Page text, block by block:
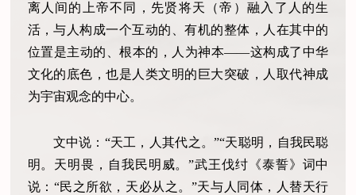
离人间的上帝不同，先贤将天（帝）融入了人的生
活，与人构成一个互动的、有机的整体，人在其中的
位置是主动的、根本的，人为神本——这构成了中华
文化的底色，也是人类文明的巨大突破，人取代神成
为宇宙观念的中心。
文中说：“天工，人其代之。”“天聪明，自我民聪
明。天明畏，自我民明威。”武王伐纣《泰誓》词中
说：“民之所欲，天必从之。”天与人同体，人替天行